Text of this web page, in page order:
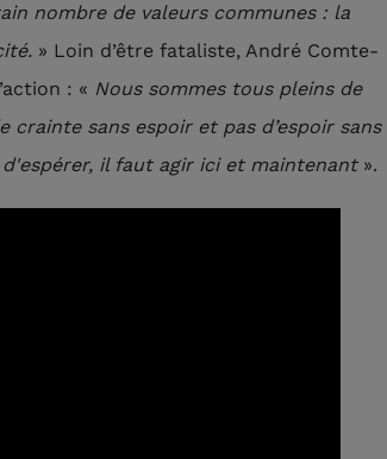
nombre de valeurs communes : la
» Loin d’être fataliste, André Comte-
: « Nous sommes tous pleins de
crainte sans espoir et pas d’espoir sans
il faut agir ici et maintenant ».